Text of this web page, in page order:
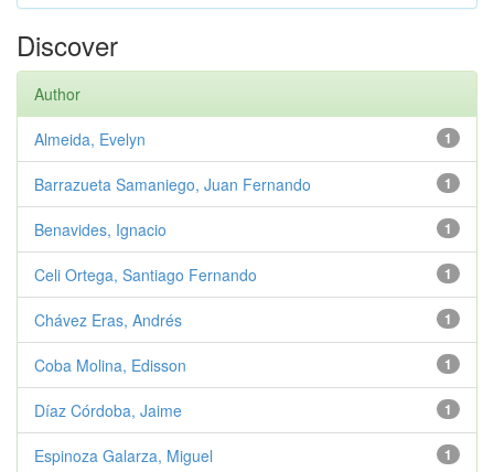
Discover
Author
1
Almeida, Evelyn
1
Barrazueta Samaniego, Juan Fernando
1
Benavides, Ignacio
1
Celi Ortega, Santiago Fernando
1
Chávez Eras, Andrés
1
Coba Molina, Edisson
1
Díaz Córdoba, Jaime
1
Espinoza Galarza, Miguel